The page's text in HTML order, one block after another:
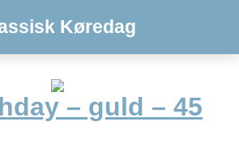
Køredag
– guld – 45